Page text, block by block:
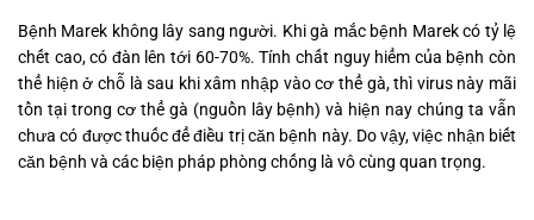
Bệnh Marek không lây sang người. Khi gà mắc bệnh Marek có tỷ lệ
chết cao, có đàn lên tới 60-70%. Tính chất nguy hiểm của bệnh còn
thể hiện ở chỗ là sau khi xâm nhập vào cơ thể gà, thì virus này mãi
tồn tại trong cơ thể gà (nguồn lây bệnh) và hiện nay chúng ta vẫn
chưa có được thuốc để điều trị căn bệnh này. Do vậy, việc nhận biết
căn bệnh và các biện pháp phòng chống là vô cùng quan trọng.